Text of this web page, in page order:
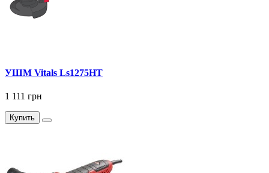
УШМ Vitals Ls1275HT
1 111 грн
Купить